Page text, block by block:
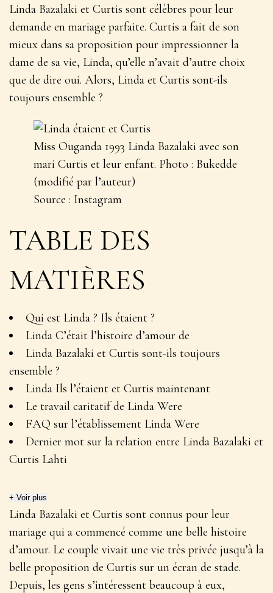
Linda Bazalaki et Curtis sont célèbres pour leur
demande en mariage parfaite. Curtis a fait de son
mieux dans sa proposition pour impressionner la
dame de sa vie, Linda, qu’elle n’avait d’autre choix
que de dire oui. Alors, Linda et Curtis sont-ils
toujours ensemble ?
Miss Ouganda 1993 Linda Bazalaki avec son
mari Curtis et leur enfant. Photo : Bukedde
(modifié par l’auteur)
Source : Instagram
TABLE DES
MATIÈRES
Qui est Linda ? Ils étaient ?
Linda C’était l’histoire d’amour de
Linda Bazalaki et Curtis sont-ils toujours
ensemble ?
Linda Ils l’étaient et Curtis maintenant
Le travail caritatif de Linda Were
FAQ sur l’établissement Linda Were
Dernier mot sur la relation entre Linda Bazalaki et
Curtis Lahti
+ Voir plus
Linda Bazalaki et Curtis sont connus pour leur
mariage qui a commencé comme une belle histoire
d’amour. Le couple vivait une vie très privée jusqu’à la
belle proposition de Curtis sur un écran de stade.
Depuis, les gens s’intéressent beaucoup à eux,